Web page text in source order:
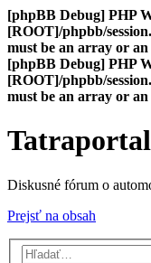
[phpBB Debug] PHP
[ROOT]/phpbb/
must be an array or
[phpBB Debug] PHP
[ROOT]/phpbb/
must be an array or
Diskusné fórum o
Prejsť na obsah